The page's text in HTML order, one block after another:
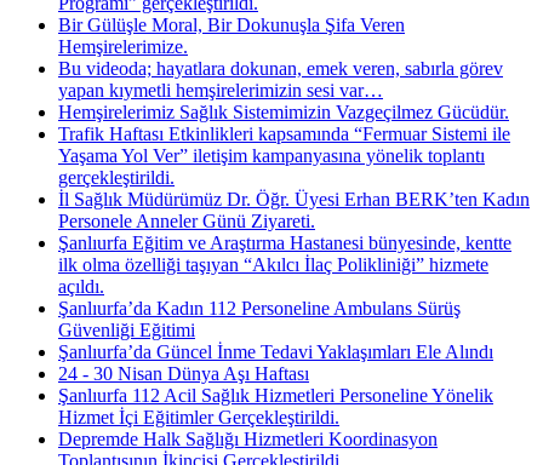
Bir Gülüşle Moral, Bir Dokunuşla Şifa Veren
Hemşirelerimize.
Bu videoda; hayatlara dokunan, emek veren, sabırla görev
yapan kıymetli hemşirelerimizin sesi var…
Hemşirelerimiz Sağlık Sistemimizin Vazgeçilmez Gücüdür.
Trafik Haftası Etkinlikleri kapsamında “Fermuar Sistemi ile
Yaşama Yol Ver” iletişim kampanyasına yönelik toplantı
gerçekleştirildi.
İl Sağlık Müdürümüz Dr. Öğr. Üyesi Erhan BERK’ten Kadın
Personele Anneler Günü Ziyareti.
Şanlıurfa Eğitim ve Araştırma Hastanesi bünyesinde, kentte
ilk olma özelliği taşıyan “Akılcı İlaç Polikliniği” hizmete
açıldı.
Şanlıurfa’da Kadın 112 Personeline Ambulans Sürüş
Güvenliği Eğitimi
Şanlıurfa’da Güncel İnme Tedavi Yaklaşımları Ele Alındı
24 - 30 Nisan Dünya Aşı Haftası
Şanlıurfa 112 Acil Sağlık Hizmetleri Personeline Yönelik
Hizmet İçi Eğitimler Gerçekleştirildi.
Depremde Halk Sağlığı Hizmetleri Koordinasyon
Toplantısının İkincisi Gerçekleştirildi